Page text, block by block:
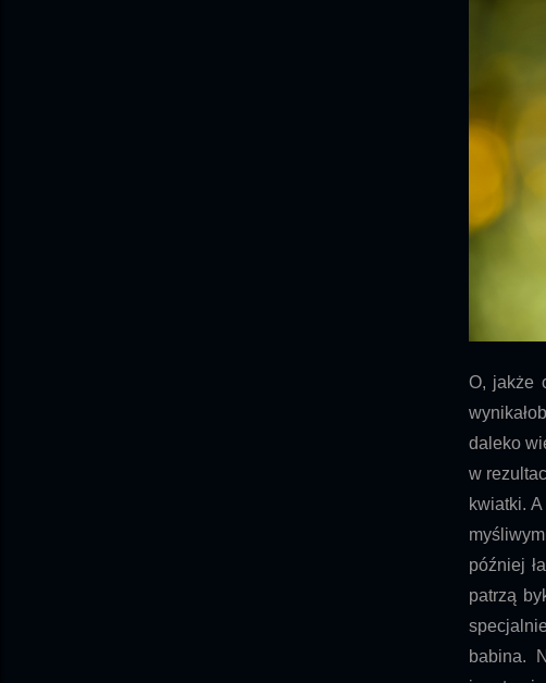
O, jakże
daleko
w
kwiatki.
później
patrzą
babina.